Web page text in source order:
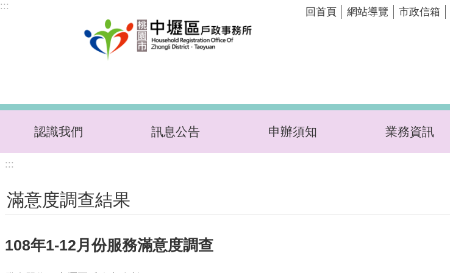
跳到主要內容區塊
:::
回首頁 網站導覽 市政信箱
認識我們 訊息公告 申辦須知 業務資訊
:::
滿意度調查結果
108年1-12月份服務滿意度調查